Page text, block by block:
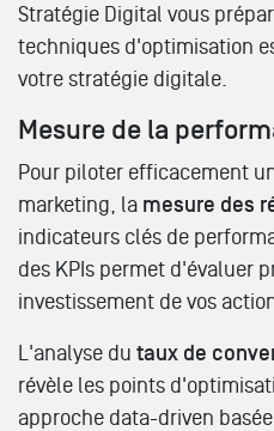
Stratégie Digital vous
techniques d'optimisation
votre stratégie digitale.
Mesure de la
Pour piloter efficacement
marketing, la mesure des
indicateurs clés de
des KPIs permet d'évaluer
investissement de vos
L'analyse du taux de
révèle les points
approche data-driven